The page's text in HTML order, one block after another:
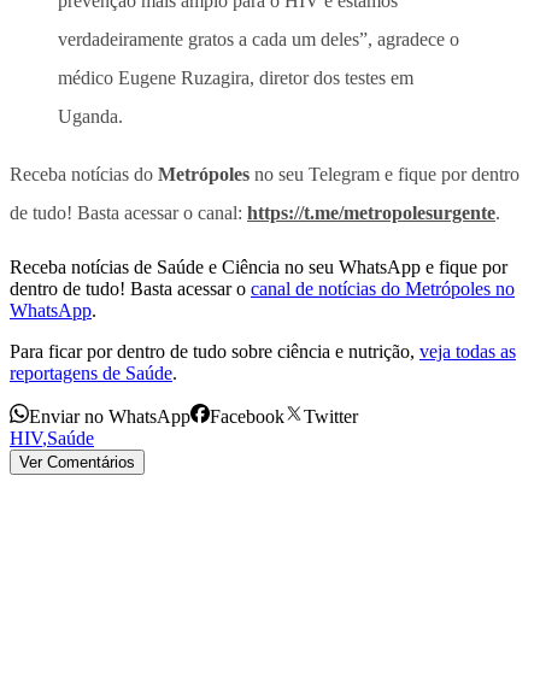
verdadeiramente gratos a cada um deles”, agradece o
médico Eugene Ruzagira, diretor dos testes em
Uganda.
Receba notícias do Metrópoles no seu Telegram e fique por dentro
de tudo! Basta acessar o canal: https://t.me/metropolesurgente.
Receba notícias de Saúde e Ciência no seu WhatsApp e fique por
dentro de tudo! Basta acessar o canal de notícias do Metrópoles no
WhatsApp.
Para ficar por dentro de tudo sobre ciência e nutrição, veja todas as
reportagens de Saúde.
Enviar no WhatsApp Facebook
Twitter
HIV,Saúde
Ver Comentários